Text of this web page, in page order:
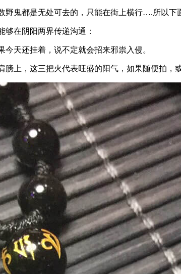
野鬼都是无处可去的，只能在街上横行….所以下
够在阴阳两界传递沟通：
今天还挂着，说不定就会招来邪祟入侵。
膀上，这三把火代表旺盛的阳气，如果随便拍，